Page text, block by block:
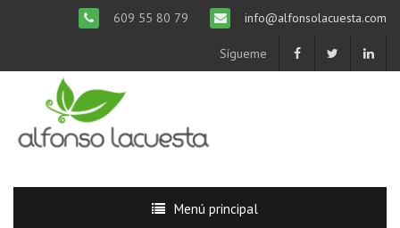
609 55 80 79 info@alfonsolacuesta.com
Sígueme
Menú principal